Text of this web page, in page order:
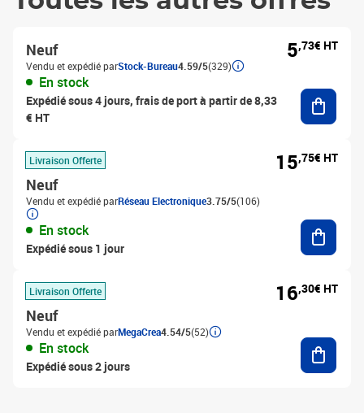
Neuf
Vendu et expédié parStock-Bureau4.59/5(329)
En stock
Expédié sous 4 jours, frais de port à partir de 8,33
€ HT
5,73€ HT
Livraison Offerte
Neuf
Vendu et expédié parRéseau Electronique3.75/5(106)
En stock
Expédié sous 1 jour
15,75€ HT
Livraison Offerte
Neuf
Vendu et expédié parMegaCrea4.54/5(52)
En stock
Expédié sous 2 jours
16,30€ HT